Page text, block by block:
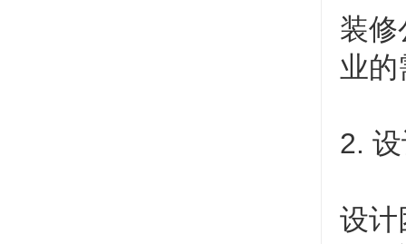
装修
业的
2.
设计